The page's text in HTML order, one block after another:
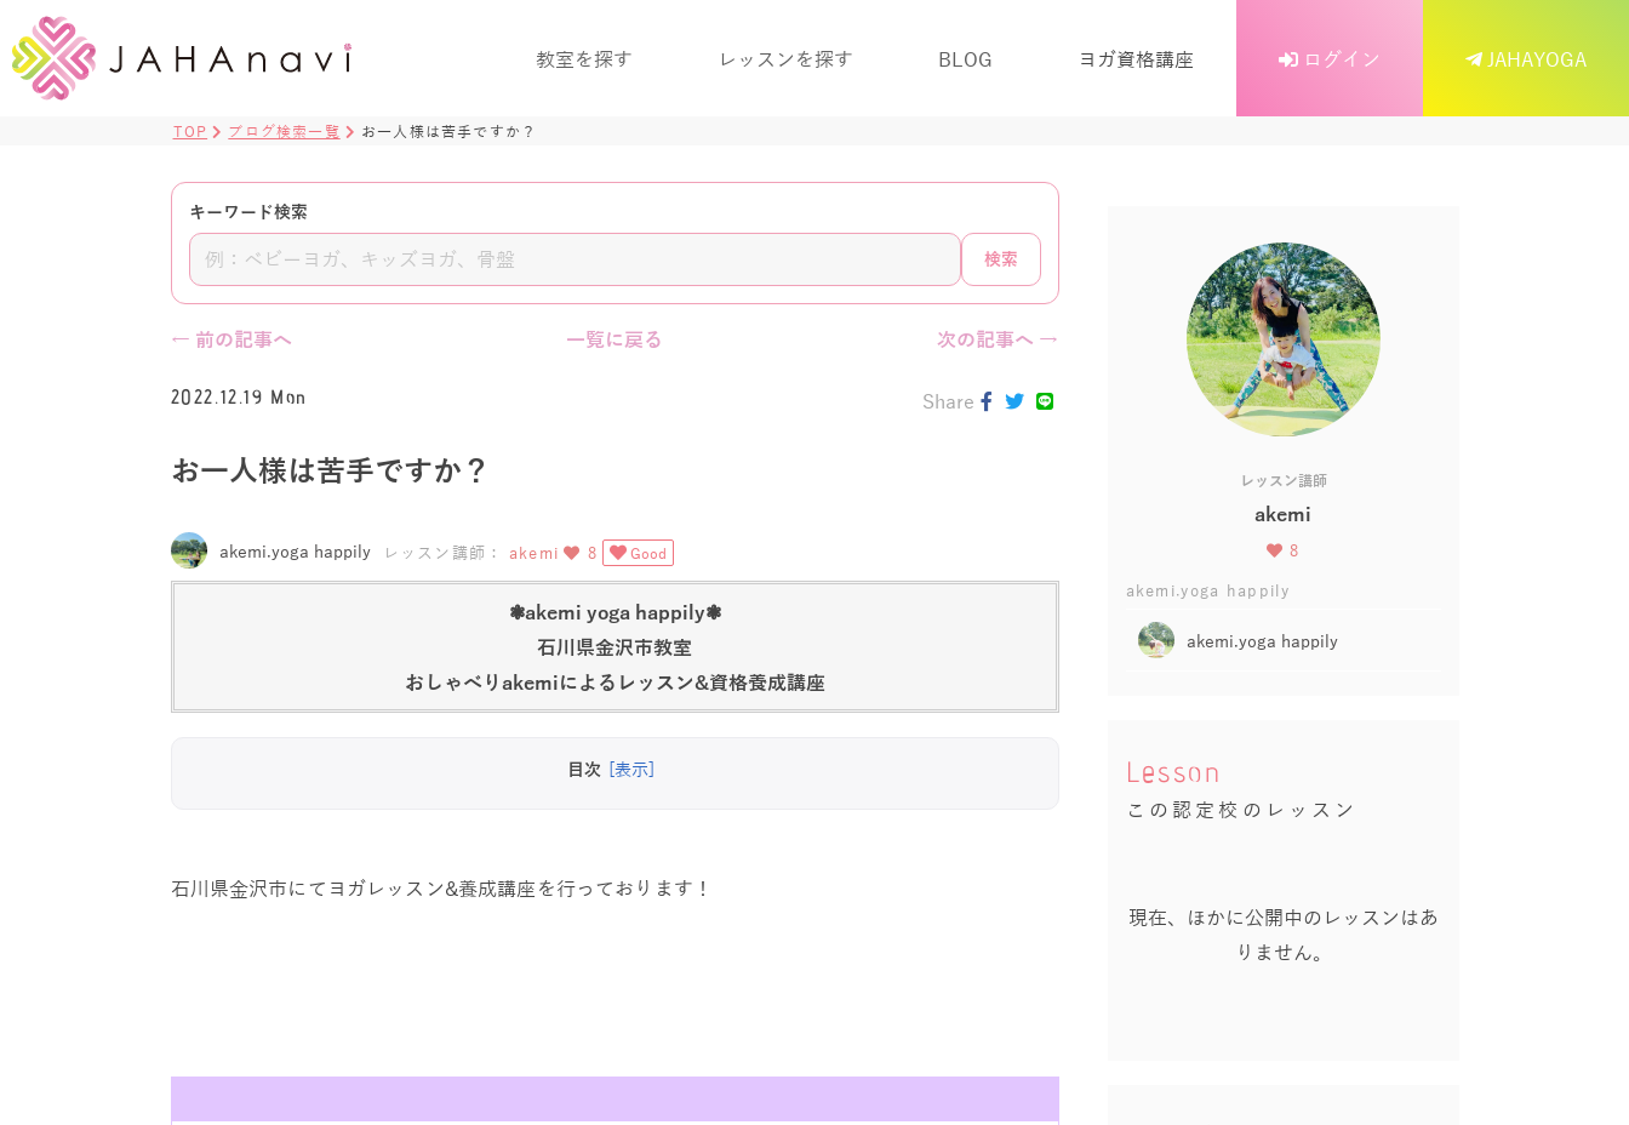
教室を探す レッスンを探す BLOG ヨガ資格講座 ログイン JAHAYOGA
TOP ブログ検索一覧 お一人様は苦手ですか？
キーワード検索
検索
← 前の記事へ 一覧に戻る 次の記事へ →
2022.12.19 Mon
お一人様は苦手ですか？
akemi.yoga happily レッスン講師： akemi 8 Good
Share
❃akemi yoga happily❃
石川県金沢市教室
おしゃべりakemiによるレッスン&資格養成講座
目次 [表示]
石川県金沢市にてヨガレッスン&養成講座を行っております！
レッスン講師
akemi
8
akemi.yoga happily
akemi.yoga happily
Lesson
この認定校のレッスン
現在、ほかに公開中のレッスンはあ
りません。